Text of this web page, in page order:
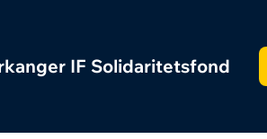
IF Solidaritetsfond